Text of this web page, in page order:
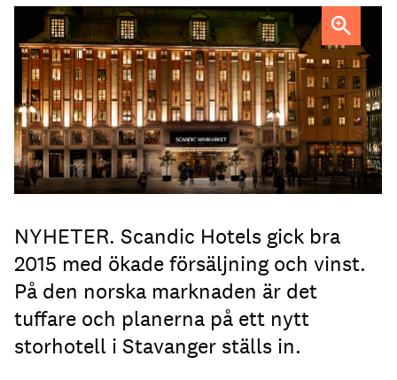
Haymarket i gamla PUB-huset i Stockholm är en Scandics
storsatsningar i år.
NYHETER. Scandic Hotels gick bra
2015 med ökade försäljning och vinst.
På den norska marknaden är det
tuffare och planerna på ett nytt
storhotell i Stavanger ställs in.